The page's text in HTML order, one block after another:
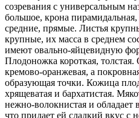
созревания с универсальным
большое, крона
средние, прямые. Листья
крупные, их масса в среднем
имеют овально-яйцевидную
Плодоножка короткая, толстая.
кремово-оранжевая, а
образующая точки. Кожица
хрящеватая и бархатистая.
нежно-волокнистая и обладает
что придает ей сладкий вкус с